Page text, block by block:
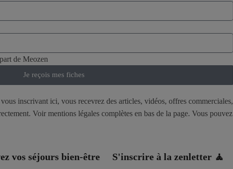
de Meozen
Je reçois mes fiches
inscrivant ici, vous recevrez des articles, vidéos, offres commerciales,
Voir mentions légales complètes en bas de la page. Vous pouvez
vos séjours bien-être S'inscrire à la zenletter 🧘